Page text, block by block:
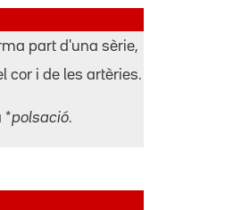
part d'una sèrie,
cor i de les artèries.
*polsació.